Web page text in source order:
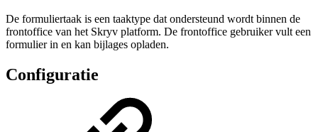
De formuliertaak is een taaktype dat ondersteund wordt binnen de
frontoffice van het Skryv platform. De frontoffice gebruiker vult een
formulier in en kan bijlages opladen.
Configuratie